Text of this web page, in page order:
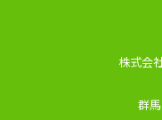
株式会
群